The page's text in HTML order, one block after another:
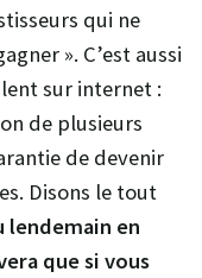
qui ne
». C’est aussi
sur internet :
de plusieurs
de devenir
Disons le tout
lendemain en
que si vous